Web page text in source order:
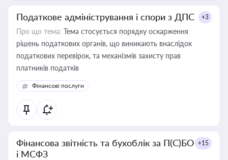
Податкове адміністрування і спори з ДПС +3
Про що тема: Тема стосується порядку оскарження
рішень податкових органів, що виникають внаслідок
податкових перевірок, та механізмів захисту прав
платників податків
Фінансові послуги
Фінансова звітність та бухоблік за П(С)БО
і МСФЗ
+15